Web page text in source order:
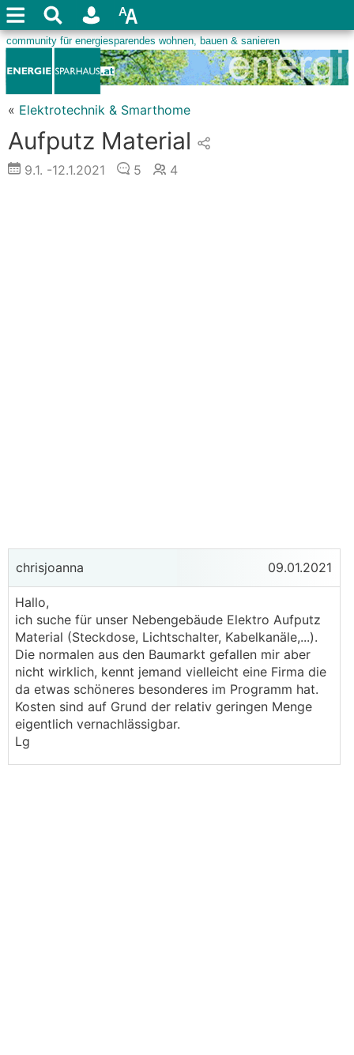
« Elektrotechnik & Smarthome
Aufputz Material
9.1. -12.1.2021 5 4
chrisjoanna 09.01.2021
Hallo,
ich suche für unser Nebengebäude Elektro Aufputz
Material (Steckdose, Lichtschalter, Kabelkanäle,...).
Die normalen aus den Baumarkt gefallen mir aber
nicht wirklich, kennt jemand vielleicht eine Firma die
da etwas schöneres besonderes im Programm hat.
Kosten sind auf Grund der relativ geringen Menge
eigentlich vernachlässigbar.
Lg